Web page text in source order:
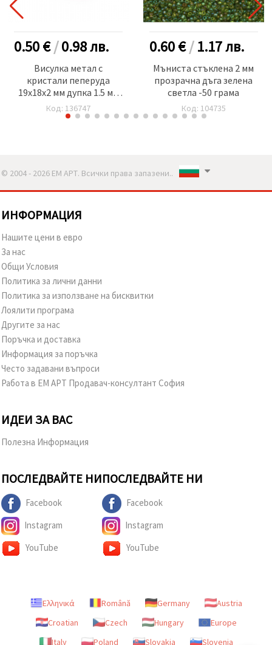
0.50 €/0.98лв.
Висулка метал с
кристали пеперуда
19x18x2 мм дупка 1.5 мм
цвят сребро - 2 броя
Код: 136747
0.60 €/1.17лв.
Мъниста стъклена 2 мм
прозрачна дъга зелена
светла -50 грама
Код: 104735
© 2004 - 2026 ЕМ АРТ. Всички права запазени..
ИНФОРМАЦИЯ
Нашите цени в евро
За нас
Общи Условия
Политика за лични данни
Политика за използване на бисквитки
Лоялити програма
Другите за нас
Поръчка и доставка
Информация за поръчка
Често задавани въпроси
Работа в ЕМ АРТ Продавач-консултант София
ИДЕИ ЗА ВАС
Полезна Информация
ПОСЛЕДВАЙТЕ НИ
Facebook
Instagram
YouTube
ПОСЛЕДВАЙТЕ НИ
Facebook
Instagram
YouTube
Ελληνικά Română Germany
Austria
Croatian
Czech Hungary
Europe
Italy
Poland Slovakia Slovenia